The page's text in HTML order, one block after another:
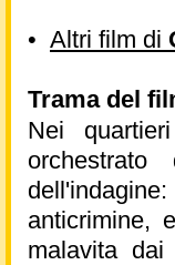
• Altri film di
Trama del
Nei
anticrimine,
malavita